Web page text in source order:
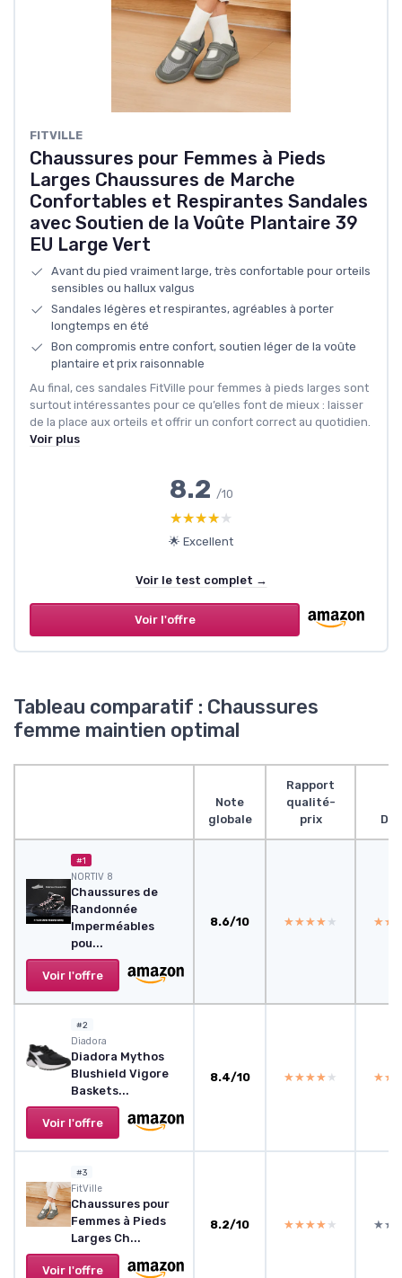
FITVILLE
Chaussures pour Femmes à Pieds
Larges Chaussures de Marche
Confortables et Respirantes Sandales
avec Soutien de la Voûte Plantaire 39
EU Large Vert
Avant du pied vraiment large, très confortable pour orteils
sensibles ou hallux valgus
Sandales légères et respirantes, agréables à porter
longtemps en été
Bon compromis entre confort, soutien léger de la voûte
plantaire et prix raisonnable
Au final, ces sandales FitVille pour femmes à pieds larges sont
surtout intéressantes pour ce qu’elles font de mieux : laisser
de la place aux orteils et offrir un confort correct au quotidien.
Voir plus
8.2 /10
★★★★★
★★★★★
🌟 Excellent
Voir le test complet →
Voir l'offre
Tableau comparatif : Chaussures
femme maintien optimal
Note
globale
Rapport
qualité-
prix
#1
NORTIV 8
Chaussures de
Randonnée
Imperméables
pou...
Voir l'offre
8.6/10 ★★★★★
★★★★★
#2
Diadora
Diadora Mythos
Blushield Vigore
Baskets...
Voir l'offre
8.4/10 ★★★★★
★★★★★
#3
FitVille
Chaussures pour
Femmes à Pieds
Larges Ch...
Voir l'offre
8.2/10 ★★★★★
★★★★★